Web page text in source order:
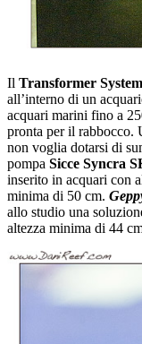
Il Transformer System
all’interno di un
acquari marini fino a
pronta per il rabbocco.
non voglia dotarsi di
pompa Sicce Syncra
inserito in acquari con
minima di 50 cm.
allo studio una
altezza minima di 44